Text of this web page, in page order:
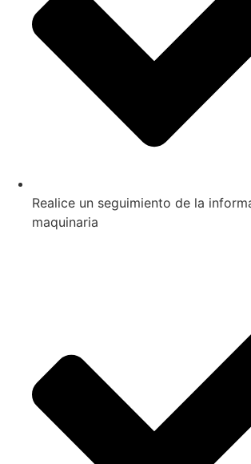
Realice un seguimiento de la
maquinaria